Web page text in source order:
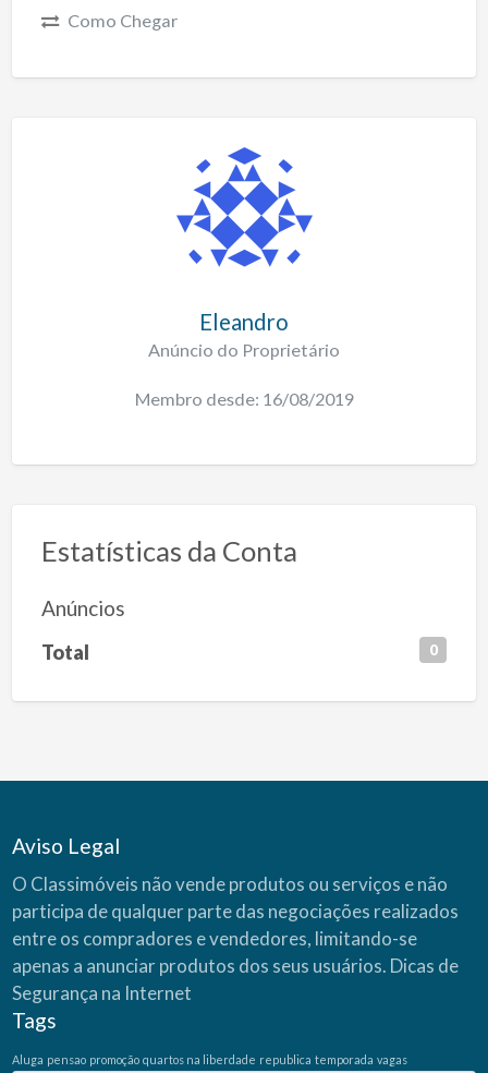
Como Chegar
Eleandro
Anúncio do Proprietário
Membro desde: 16/08/2019
Estatísticas da Conta
Anúncios
Total 0
Aviso Legal
O Classimóveis não vende produtos ou serviços e não
participa de qualquer parte das negociações realizados
entre os compradores e vendedores, limitando-se
apenas a anunciar produtos dos seus usuários. Dicas de
Segurança na Internet
Tags
Aluga pensao promoção quartos na liberdade republica temporada vagas